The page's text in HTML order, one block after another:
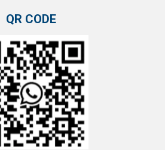
QR CODE